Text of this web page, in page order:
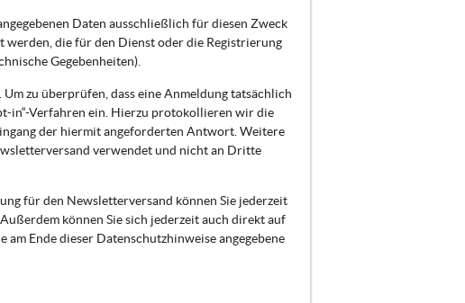
Daten ausschließlich für diesen Zweck
die für den Dienst oder die Registrierung
Gegebenheiten).
zu überprüfen, dass eine Anmeldung tatsächlich
in“-Verfahren ein. Hierzu protokollieren wir die
der hiermit angeforderten Antwort. Weitere
verwendet und nicht an Dritte
für den Newsletterversand können Sie jederzeit
können Sie sich jederzeit auch direkt auf
Ende dieser Datenschutzhinweise angegebene